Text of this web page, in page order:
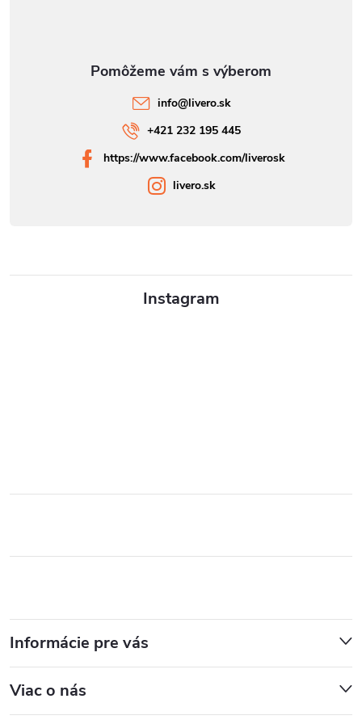
Instagram
Informácie pre vás
Viac o nás
info@livero.sk
+421 232 195 445
https://www.facebook.com/liverosk
livero.sk